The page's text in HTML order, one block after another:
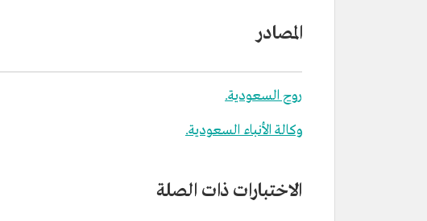
المصادر
روح السعودية.
وكالة الأنباء السعودية.
الاختبارات ذات الصلة